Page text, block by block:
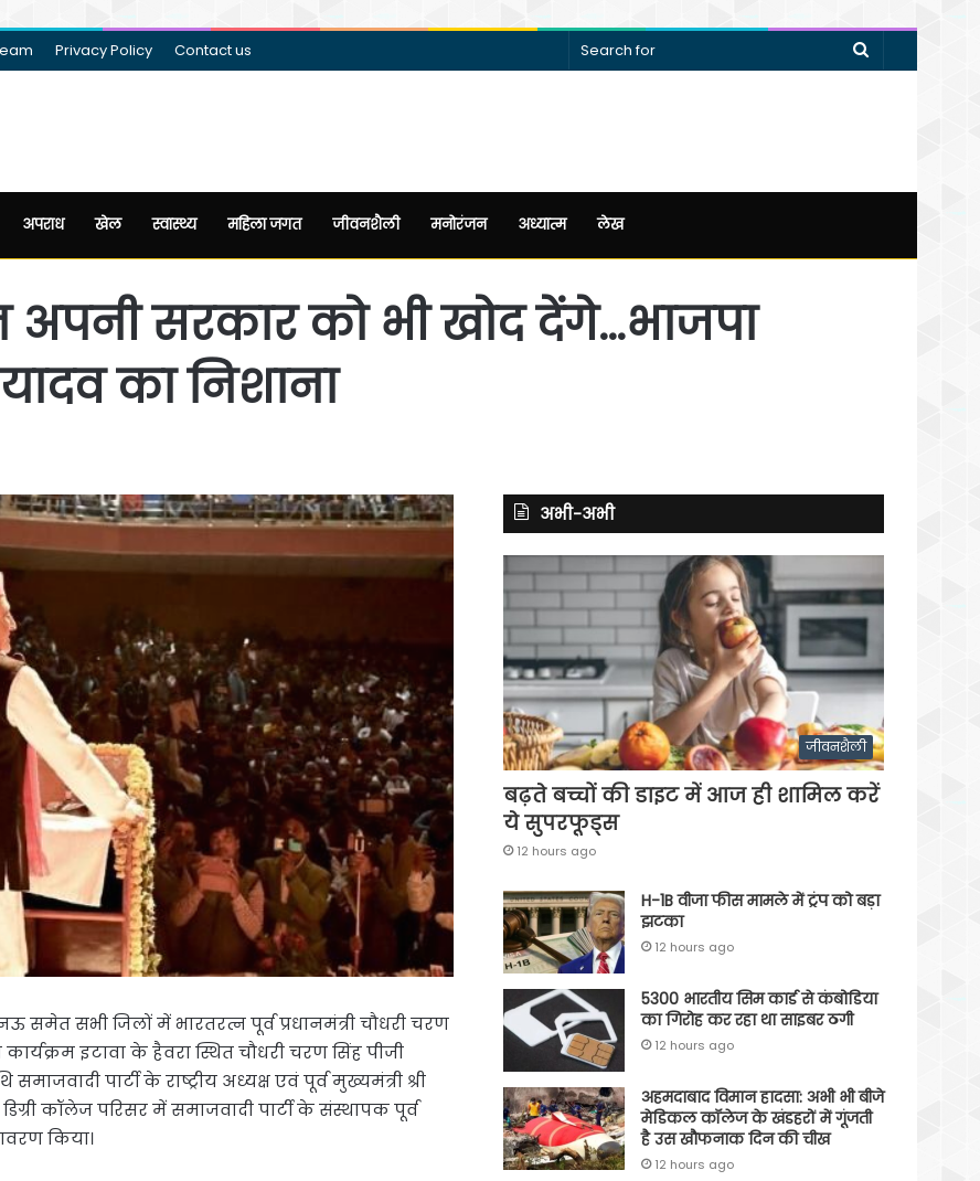
Privacy Policy Contact us
Search
अपराध खेल स्वास्थ्य महिला जगत जीवनशैली मनोरंजन अध्यात्म लेख
सरकार को भी खोद देंगे…भाजपा
का निशाना
सभी जिलों में भारतरत्न पूर्व प्रधानमंत्री चौधरी चरण
इटावा के हैवरा स्थित चौधरी चरण सिंह पीजी
पार्टी के राष्ट्रीय अध्यक्ष एवं पूर्व मुख्यमंत्री श्री
कॉलेज परिसर में समाजवादी पार्टी के संस्थापक पूर्व
किया।
अभी-अभी
जीवनशैली
बढ़ते बच्चों की डाइट में आज ही शामिल करें
ये सुपरफूड्स
12 hours ago
H-1B वीजा फीस मामले में ट्रंप को बड़ा
झटका
12 hours ago
5300 भारतीय सिम कार्ड से कंबोडिया
का गिरोह कर रहा था साइबर ठगी
12 hours ago
अहमदाबाद विमान हादसा: अभी भी बीजे
मेडिकल कॉलेज के खंडहरों में गूंजती
है उस खौफनाक दिन की चीख
12 hours ago